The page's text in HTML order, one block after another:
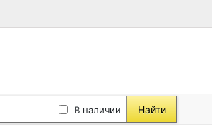
В наличии Найти